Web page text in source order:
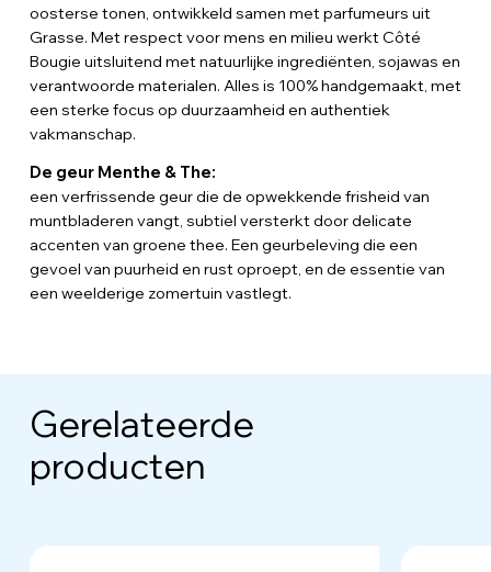
oosterse tonen, ontwikkeld samen met parfumeurs uit
Grasse. Met respect voor mens en milieu werkt Côté
Bougie uitsluitend met natuurlijke ingrediënten, sojawas en
verantwoorde materialen. Alles is 100% handgemaakt, met
een sterke focus op duurzaamheid en authentiek
vakmanschap.
De geur Menthe & The:
een verfrissende geur die de opwekkende frisheid van
muntbladeren vangt, subtiel versterkt door delicate
accenten van groene thee. Een geurbeleving die een
gevoel van puurheid en rust oproept, en de essentie van
een weelderige zomertuin vastlegt.
Gerelateerde
producten